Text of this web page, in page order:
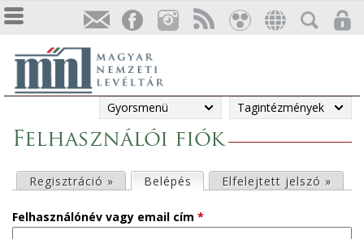
Gyorsmenü Tagintézmények
Felhasználói fiók
l
Regisztráció » Belépés (aktív fül)Elfelejtett jelszó »
Felhasználónév vagy email cím *